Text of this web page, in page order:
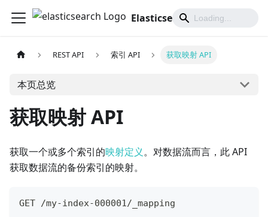
Elasticsearch 中文文档
REST API 索引 API 获取映射 API
本页总览
获取映射 API
获取一个或多个索引的映射定义。对数据流而言，此 API
获取数据流的备份索引的映射。
GET /my-index-000001/_mapping